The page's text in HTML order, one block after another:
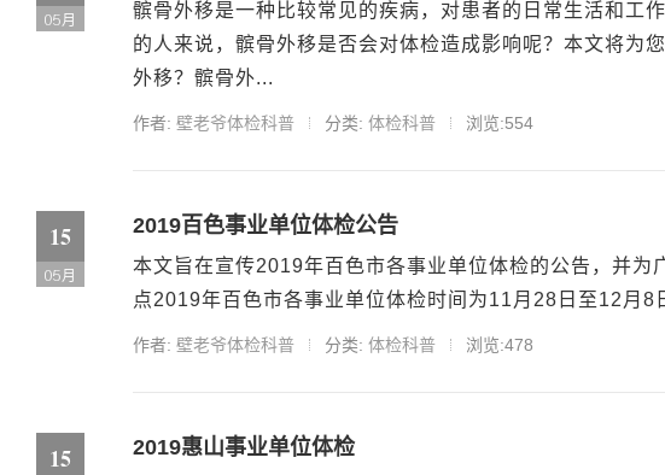
05月
髌骨外移是一种比较常见的疾病，对患者的日常生活和工
的人来说，髌骨外移是否会对体检造成影响呢？本文将为
外移？髌骨外...
作者: 壁老爷体检科普 分类: 体检科普 浏览:554
15
05月
2019百色事业单位体检公告
本文旨在宣传2019年百色市各事业单位体检的公告，并
点2019年百色市各事业单位体检时间为11月28日至12月
作者: 壁老爷体检科普 分类: 体检科普 浏览:478
15 2019惠山事业单位体检